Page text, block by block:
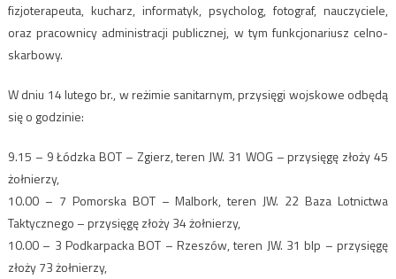
fizjoterapeuta, kucharz, informatyk, psycholog, fotograf, nauczyciele,
oraz pracownicy administracji publicznej, w tym funkcjonariusz celno-
skarbowy.
W dniu 14 lutego br., w reżimie sanitarnym, przysięgi wojskowe odbędą
się o godzinie:
9.15 – 9 Łódzka BOT – Zgierz, teren JW. 31 WOG – przysięgę złoży 45
żołnierzy,
10.00 – 7 Pomorska BOT – Malbork, teren JW. 22 Baza Lotnictwa
Taktycznego – przysięgę złoży 34 żołnierzy,
10.00 – 3 Podkarpacka BOT – Rzeszów, teren JW. 31 blp – przysięgę
złoży 73 żołnierzy,